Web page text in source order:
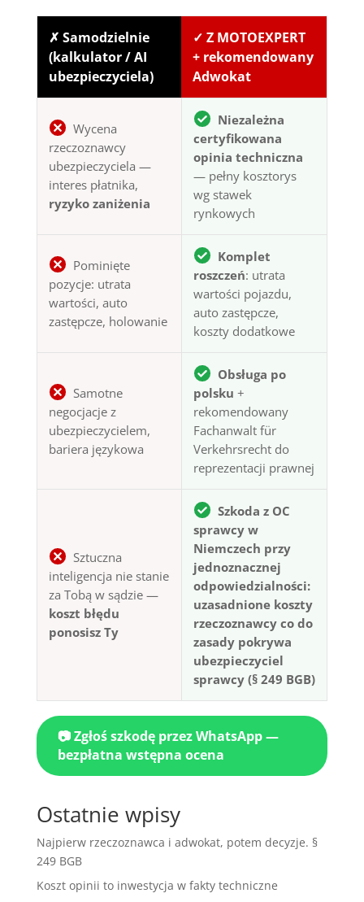
✗ Samodzielnie
(kalkulator / AI
ubezpieczyciela)
✓ Z MOTOEXPERT
+ rekomendowany
Adwokat
Wycena
rzeczoznawcy
ubezpieczyciela —
interes płatnika,
ryzyko zaniżenia
Niezależna
certyfikowana
opinia techniczna
— pełny kosztorys
wg stawek
rynkowych
Pominięte
pozycje: utrata
wartości, auto
zastępcze, holowanie
Komplet
roszczeń: utrata
wartości pojazdu,
auto zastępcze,
koszty dodatkowe
Samotne
negocjacje z
ubezpieczycielem,
bariera językowa
Obsługa po
polsku +
rekomendowany
Fachanwalt für
Verkehrsrecht do
reprezentacji prawnej
Sztuczna
inteligencja nie stanie
za Tobą w sądzie —
koszt błędu
ponosisz Ty
Szkoda z OC
sprawcy w
Niemczech przy
jednoznacznej
odpowiedzialności:
uzasadnione koszty
rzeczoznawcy co do
zasady pokrywa
ubezpieczyciel
sprawcy (§ 249 BGB)
📷 Zgłoś szkodę przez WhatsApp —
bezpłatna wstępna ocena
Ostatnie wpisy
Najpierw rzeczoznawca i adwokat, potem decyzje. §
249 BGB
Koszt opinii to inwestycja w fakty techniczne